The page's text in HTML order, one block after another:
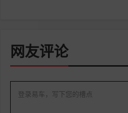
网友评论
登录易车，写下您的槽点